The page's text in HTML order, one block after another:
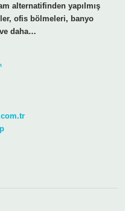
alternatifinden yapılmış
ofis bölmeleri, banyo
daha…